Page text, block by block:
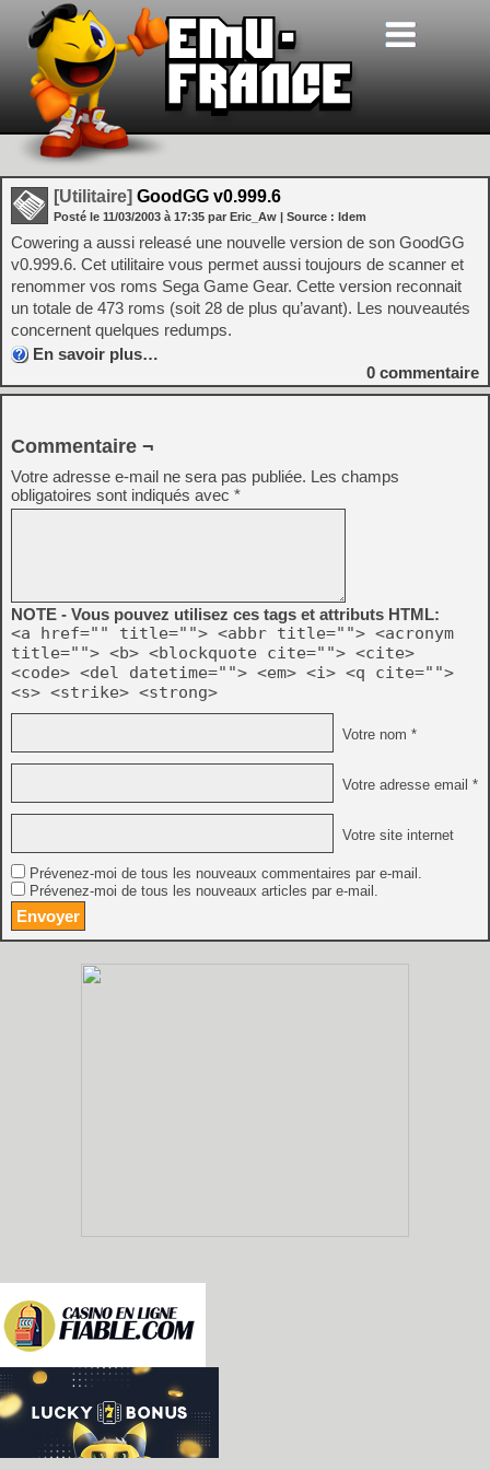
[Utilitaire] GoodGG v0.999.6
Posté le 11/03/2003 à 17:35 par Eric_Aw | Source : Idem
Cowering a aussi releasé une nouvelle version de son GoodGG
v0.999.6. Cet utilitaire vous permet aussi toujours de scanner et
renommer vos roms Sega Game Gear. Cette version reconnait
un totale de 473 roms (soit 28 de plus qu’avant). Les nouveautés
concernent quelques redumps.
En savoir plus…
0 commentaire
Commentaire ¬
Votre adresse e-mail ne sera pas publiée. Les champs
obligatoires sont indiqués avec *
NOTE - Vous pouvez utilisez ces tags et attributs HTML:
<a href="" title=""> <abbr title=""> <acronym
title=""> <b> <blockquote cite=""> <cite>
<code> <del datetime=""> <em> <i> <q cite="">
<s> <strike> <strong>
Votre nom *
Votre adresse email *
Votre site internet
Prévenez-moi de tous les nouveaux commentaires par e-mail.
Prévenez-moi de tous les nouveaux articles par e-mail.